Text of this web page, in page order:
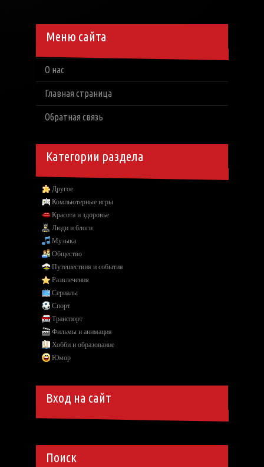
Меню сайта
О нас
Главная страница
Обратная связь
Категории раздела
Другое
Компьютерные игры
Красота и здоровье
Люди и блоги
Музыка
Общество
Путешествия и события
Развлечения
Сериалы
Спорт
Транспорт
Фильмы и анимация
Хобби и образование
Юмор
Вход на сайт
Поиск